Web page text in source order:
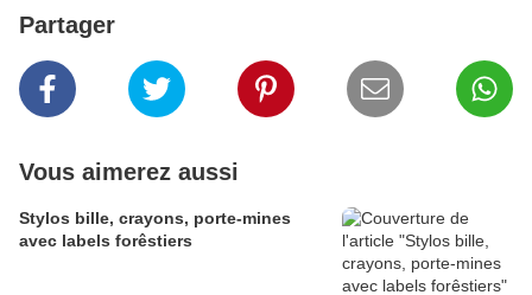
Partager
Vous aimerez aussi
Stylos bille, crayons, porte-mines
avec labels forêstiers